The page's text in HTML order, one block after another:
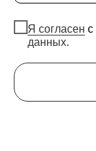
Я согласен с
данных.